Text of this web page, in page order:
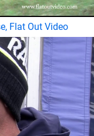
Flat Out Video